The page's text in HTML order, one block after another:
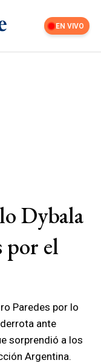
EN VIVO
Dybala
por el
Paredes por lo
ante
sorprendió a los
Argentina.